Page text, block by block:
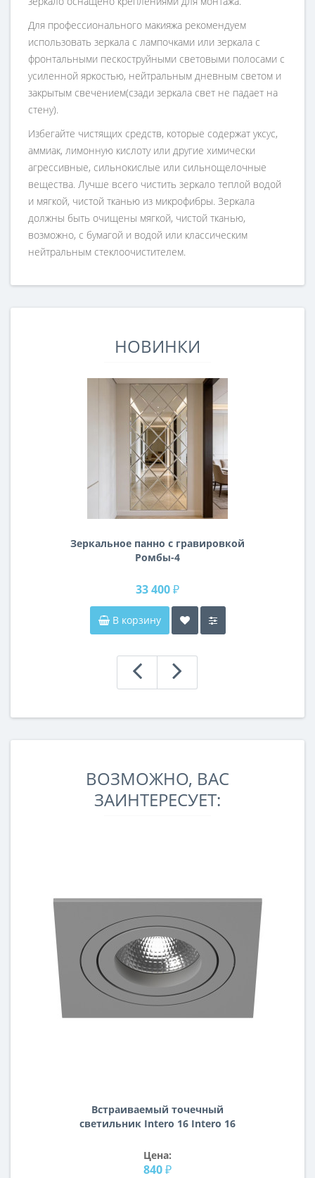
Для профессионального макияжа рекомендуем
использовать зеркала с лампочками или зеркала с
фронтальными пескоструйными световыми полосами с
усиленной яркостью, нейтральным дневным светом и
закрытым свечением(сзади зеркала свет не падает на
стену).
Избегайте чистящих средств, которые содержат уксус,
аммиак, лимонную кислоту или другие химически
агрессивные, сильнокислые или сильнощелочные
вещества. Лучше всего чистить зеркало теплой водой
и мягкой, чистой тканью из микрофибры. Зеркала
должны быть очищены мягкой, чистой тканью,
возможно, с бумагой и водой или классическим
нейтральным стеклоочистителем.
НОВИНКИ
Зеркальное панно с гравировкой
Ромбы-4
33 400 ₽
В корзину
ВОЗМОЖНО, ВАС
ЗАИНТЕРЕСУЕТ:
Встраиваемый точечный
светильник Intero 16 Intero 16
Цена:
840 ₽